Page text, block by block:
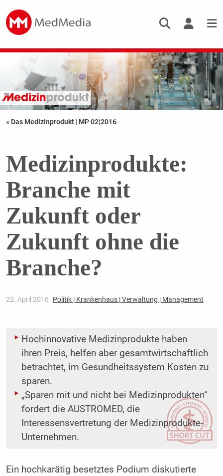
« Das Medizinprodukt | MP 02|2016
Medizinprodukte:
Branche mit
Zukunft oder
Zukunft ohne die
Branche?
22. April 2016 Politik | Krankenhaus | Verwaltung | Management
Hochinnovative Medizinprodukte haben
ihren Preis, helfen aber gesamtwirtschaftlich
betrachtet, im Gesundheitssystem Kosten zu
sparen.
„Sparen mit und nicht bei Medizinprodukten“
fordert die AUSTROMED, die
Interessensvertretung der Medizinprodukte-
Unternehmen.
Ein hochkarätig besetztes Podium diskutierte